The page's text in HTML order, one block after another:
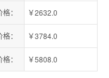
： ￥2632.0
： ￥3784.0
： ￥5808.0